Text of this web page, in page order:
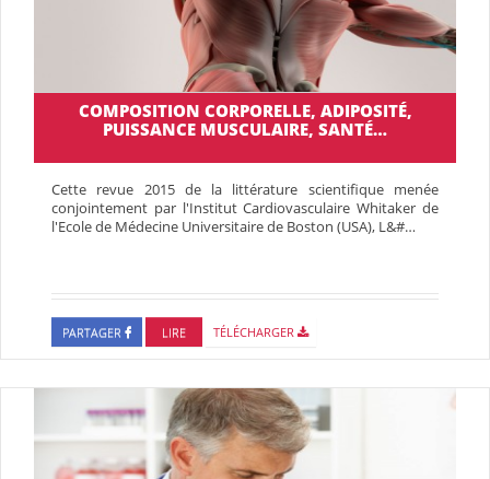
COMPOSITION CORPORELLE, ADIPOSITÉ,
PUISSANCE MUSCULAIRE, SANTÉ…
Cette revue 2015 de la littérature scientifique menée
conjointement par l'Institut Cardiovasculaire Whitaker de
l'Ecole de Médecine Universitaire de Boston (USA), L&#…
PARTAGER LIRE TÉLÉCHARGER